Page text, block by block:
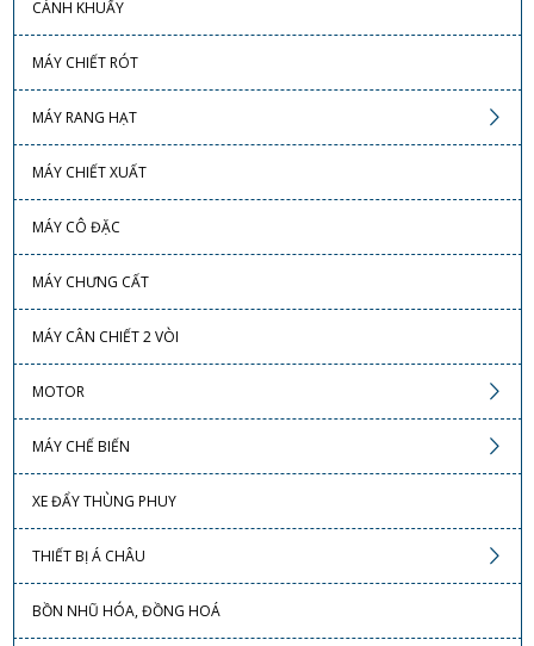
CÁNH KHUẤY
MÁY CHIẾT RÓT
MÁY RANG HẠT
MÁY CHIẾT XUẤT
MÁY CÔ ĐẶC
MÁY CHƯNG CẤT
MÁY CÂN CHIẾT 2 VÒI
MOTOR
MÁY CHẾ BIẾN
XE ĐẨY THÙNG PHUY
THIẾT BỊ Á CHÂU
BỒN NHŨ HÓA, ĐỒNG HOÁ